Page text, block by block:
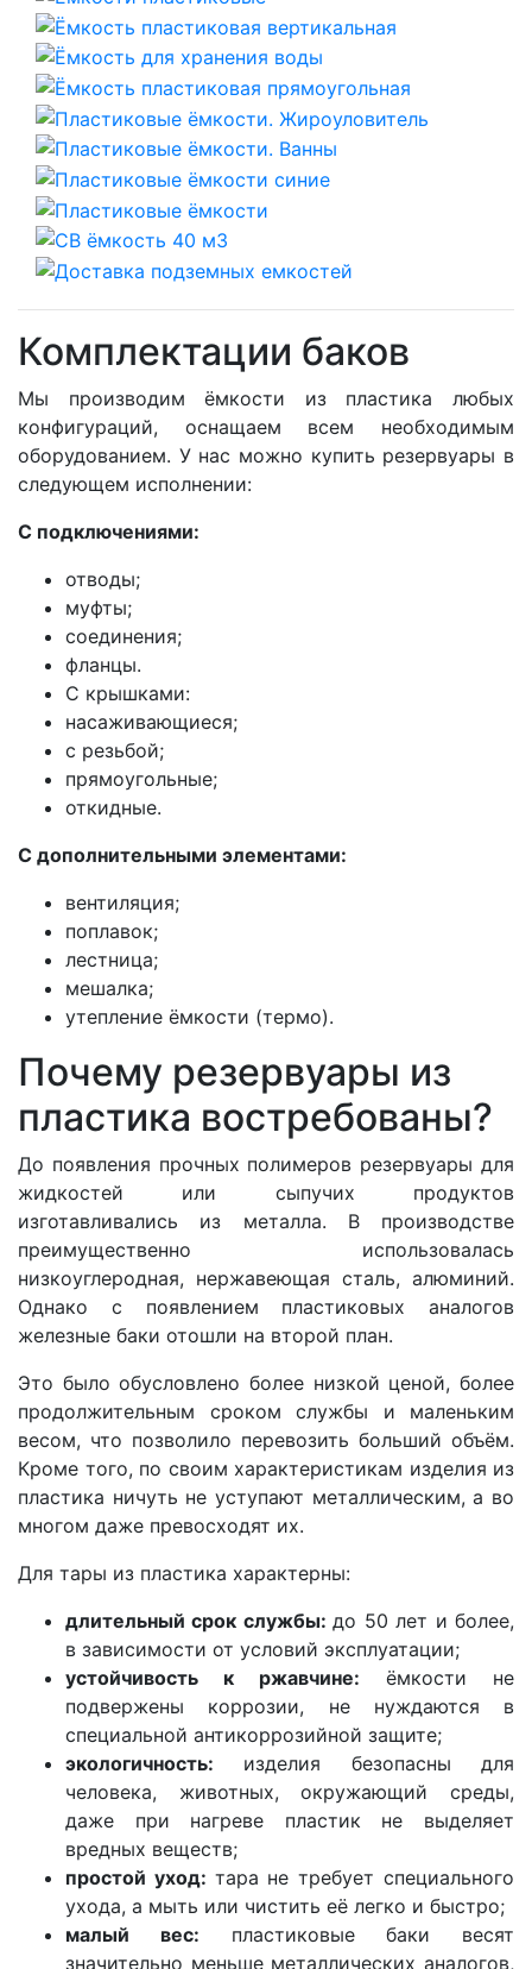
Комплектации баков
Мы производим ёмкости из пластика любых
конфигураций, оснащаем всем необходимым
оборудованием. У нас можно купить резервуары в
следующем исполнении:
С подключениями:
отводы;
муфты;
соединения;
фланцы.
С крышками:
насаживающиеся;
с резьбой;
прямоугольные;
откидные.
С дополнительными элементами:
вентиляция;
поплавок;
лестница;
мешалка;
утепление ёмкости (термо).
Почему резервуары из
пластика востребованы?
До появления прочных полимеров резервуары для
жидкостей или сыпучих продуктов
изготавливались из металла. В производстве
преимущественно использовалась
низкоуглеродная, нержавеющая сталь, алюминий.
Однако с появлением пластиковых аналогов
железные баки отошли на второй план.
Это было обусловлено более низкой ценой, более
продолжительным сроком службы и маленьким
весом, что позволило перевозить больший объём.
Кроме того, по своим характеристикам изделия из
пластика ничуть не уступают металлическим, а во
многом даже превосходят их.
Для тары из пластика характерны:
длительный срок службы:до 50 лет и более,
в зависимости от условий эксплуатации;
устойчивость к ржавчине: ёмкости не
подвержены коррозии, не нуждаются в
специальной антикоррозийной защите;
экологичность: изделия безопасны для
человека, животных, окружающий среды,
даже при нагреве пластик не выделяет
вредных веществ;
простой уход: тара не требует специального
ухода, а мыть или чистить её легко и быстро;
малый вес: пластиковые баки весят
значительно меньше металлических аналогов,